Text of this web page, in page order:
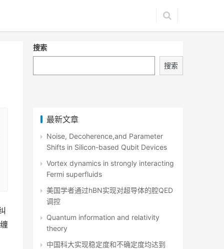
搜索
搜索
最新文章
Noise, Decoherence,and Parameter
Shifts in Silicon-based Qubit Devices
Vortex dynamics in strongly interacting
Fermi superfluids
美国学者通过hBN实现对超导体的腔QED
调控
Quantum information and relativity
theory
中国科大实现稳定度和不确定度均达到